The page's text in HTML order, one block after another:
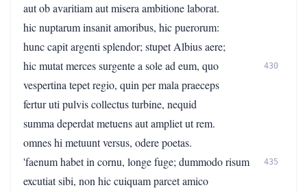
aut ob avaritiam aut misera ambitione laborat.
hic nuptarum insanit amoribus, hic puerorum:
hunc capit argenti splendor; stupet Albius aere;
hic mutat merces surgente a sole ad eum, quo
430
vespertina tepet regio, quin per mala praeceps
fertur uti pulvis collectus turbine, nequid
summa deperdat metuens aut ampliet ut rem.
omnes hi metuunt versus, odere poetas.
'faenum habet in cornu, longe fuge; dummodo risum
435
excutiat sibi, non hic cuiquam parcet amico